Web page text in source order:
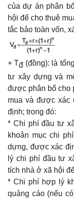
của dự án phân
hội để cho thuê
tắc bảo toàn vốn,
+ Tđ (đồng): là
tư xây dựng và
được phân bổ cho
mua và được xác
định; trong đó:
* Chi phí đầu tư
khoản mục chi
dựng, được xác
lý chi phí đầu tư
tích nhà ở xã hội
* Chi phí hợp lý
quảng cáo (nếu